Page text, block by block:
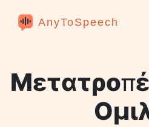
AnyToSpeech